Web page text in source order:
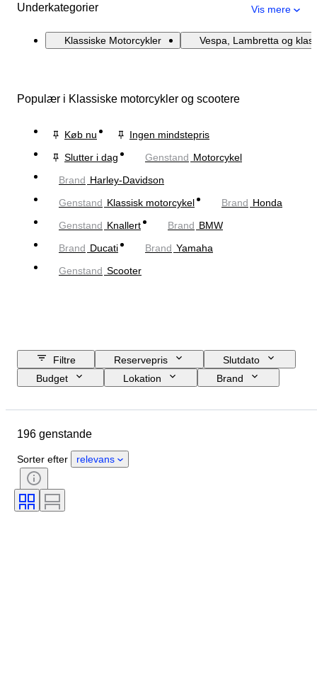
Underkategorier Vis mere
Klassiske Motorcykler Vespa, Lambretta og
Populær i Klassiske motorcykler og scootere
Køb nu
Ingen mindstepris
Slutter i dag
Genstand Motorcykel
Brand Harley-Davidson
Genstand Klassisk motorcykel Brand Honda
Genstand Knallert Brand BMW
Brand Ducati Brand Yamaha
Genstand Scooter
Filtre Reservepris
Slutdato
Budget
Lokation
Brand
Ekstra tilbehør
Registreringspapirer
CoC (overensstemmelsescertifikat)
Original/ kopi
196 genstande
Sorter efter relevans